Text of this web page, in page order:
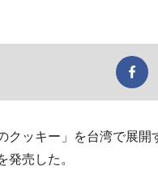
ッキー」を台湾で展開
売した。